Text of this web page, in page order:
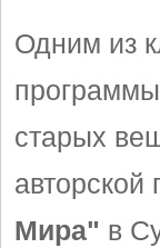
Одним из
программы
старых
Мира" в